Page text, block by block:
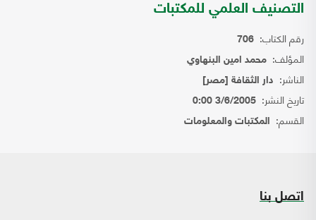
التصنيف العلمي للمكتبات
رقم الكتاب: 706
المؤلف: محمد امين البنهاوي
الناشر: دار الثقافة [مصر]
تاريخ النشر: 3/6/2005 0:00
القسم: المكتبات والمعلومات
اتصل بنا